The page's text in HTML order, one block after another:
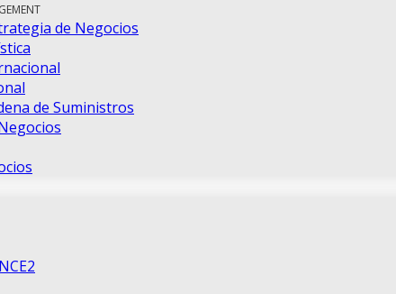
de Negocios
de Suministros